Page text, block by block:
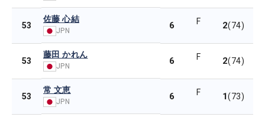
53
佐藤 心結
JPN 6 F 2(74)
53
藤田 かれん
JPN 6 F 2(74)
53
常 文恵
JPN 6 F 1(73)